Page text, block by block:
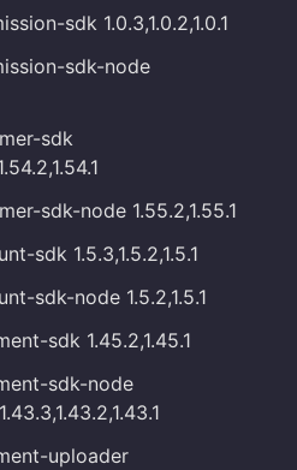
sdk 1.0.3,1.0.2,1.0.1
sdk-node
sdk
sdk-node 1.55.2,1.55.1
sdk 1.5.3,1.5.2,1.5.1
sdk-node 1.5.2,1.5.1
sdk 1.45.2,1.45.1
sdk-node
uploader